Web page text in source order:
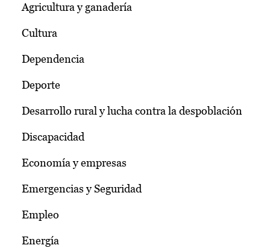
Agricultura y ganadería
Cultura
Dependencia
Deporte
Desarrollo rural y lucha contra la despoblación
Discapacidad
Economía y empresas
Emergencias y Seguridad
Empleo
Energía